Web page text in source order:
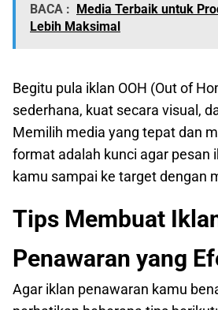
BACA : Media Terbaik untuk
Lebih Maksimal
Begitu pula iklan OOH (Out of
sederhana, kuat secara visual,
Memilih media yang tepat dan
format adalah kunci agar pesan
kamu sampai ke target dengan
Tips Membuat
Penawaran yang
Agar iklan penawaran kamu